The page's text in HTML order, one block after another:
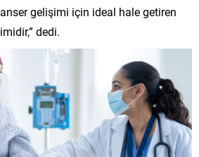
gelişimi için ideal hale getiren
dedi.